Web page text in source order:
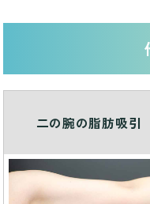
二の腕の脂肪吸引